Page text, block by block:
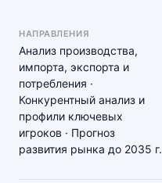
НАПРАВЛЕНИЯ
Анализ производства,
импорта, экспорта и
потребления ·
Конкурентный анализ и
профили ключевых
игроков · Прогноз
развития рынка до 2035 г.